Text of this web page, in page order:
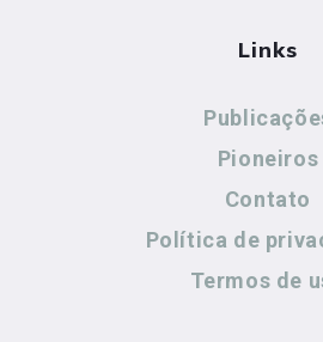
Links
Pioneiros
Contato
Política de
Termos de